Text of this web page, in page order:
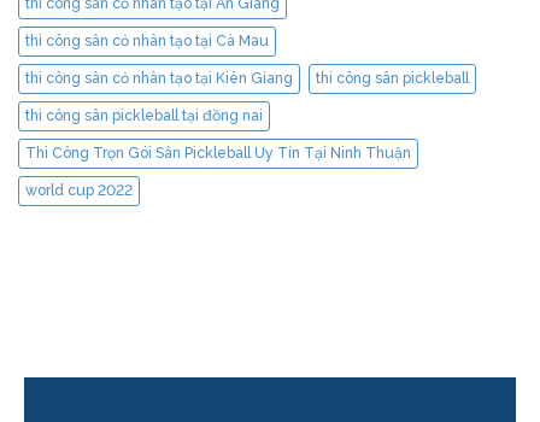
thi công sân cỏ nhân tạo tại Cà Mau
thi công sân cỏ nhân tạo tại Kiên Giang thi công sân pickleball
thi công sân pickleball tại đồng nai
Thi Công Trọn Gói Sân Pickleball Uy Tín Tại Ninh Thuận
world cup 2022